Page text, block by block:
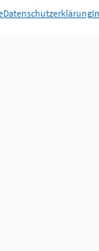
Datenschutzerklärung
FAQ